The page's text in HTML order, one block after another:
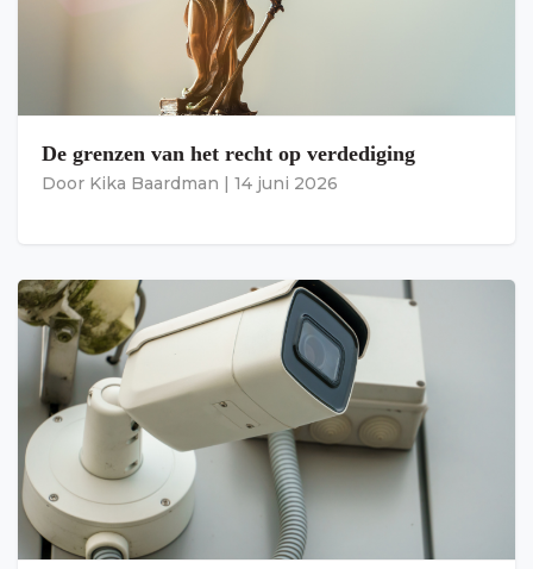
De grenzen van het recht op verdediging
Door Kika Baardman | 14 juni 2026